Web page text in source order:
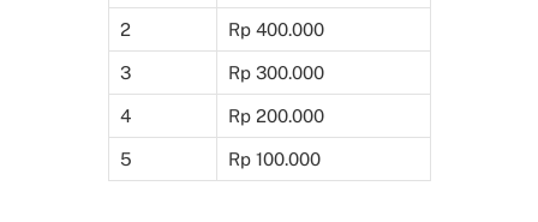
2 Rp 400.000
3 Rp 300.000
4 Rp 200.000
5 Rp 100.000